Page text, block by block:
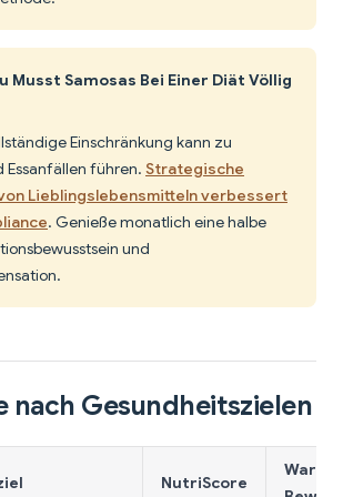
Musst Samosas Bei Einer Diät Völlig
Einschränkung kann zu
Essanfällen führen. Strategische
Lieblingslebensmitteln verbessert
. Genieße monatlich eine halbe
und
nach Gesundheitszielen
NutriScore